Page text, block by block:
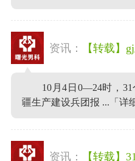
资讯： 【转载】
10月4日0—24时，31
疆生产建设兵团报 ... 「详
资讯： 【转载】